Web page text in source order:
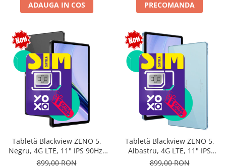
ADAUGA IN COS PRECOMANDA
Tabletă Blackview ZENO 5,
Negru, 4G LTE, 11" IPS 90Hz,
12GB RAM (3GB + 9GB
899,00 RON
Tabletă Blackview ZENO 5,
Albastru, 4G LTE, 11" IPS
90Hz, 12GB RAM (3GB + 9GB
899,00 RON